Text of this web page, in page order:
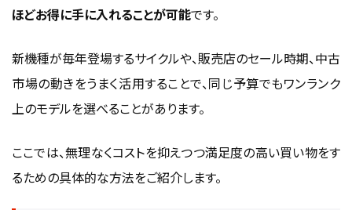
ほどお得に手に入れることが可能です。
新機種が毎年登場するサイクルや、販売店のセール時期、中古
市場の動きをうまく活用することで、同じ予算でもワンランク
上のモデルを選べることがあります。
ここでは、無理なくコストを抑えつつ満足度の高い買い物をす
るための具体的な方法をご紹介します。